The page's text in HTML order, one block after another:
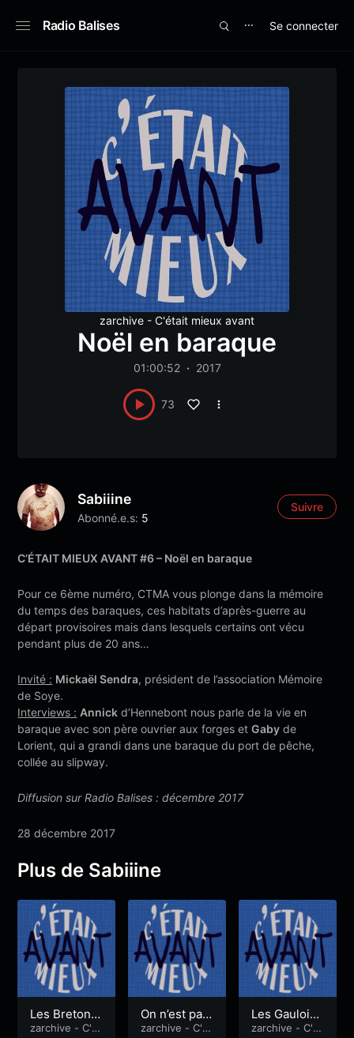
Radio Balises ⋯ Se connecter
zarchive - C'était mieux avant
Noël en baraque
01:00:52 2017
73
Sabiiine
Abonné.e.s: 5
Suivre
C’ÉTAIT MIEUX AVANT #6 – Noël en baraque
Pour ce 6ème numéro, CTMA vous plonge dans la mémoire
du temps des baraques, ces habitats d’après-guerre au
départ provisoires mais dans lesquels certains ont vécu
pendant plus de 20 ans…
Invité : Mickaël Sendra, président de l’association Mémoire
de Soye.
Interviews : Annick d’Hennebont nous parle de la vie en
baraque avec son père ouvrier aux forges etGaby de
Lorient, qui a grandi dans une baraque du port de pêche,
collée au slipway.
Diffusion sur Radio Balises : décembre 2017
28 décembre 2017
Plus de Sabiiine
Les Bretons
et la mort
zarchive - C'ét
On n’est pas
sérieuse qu
zarchive - C'ét
Les Gaulois
d’Inguiniel
zarchive - C'ét